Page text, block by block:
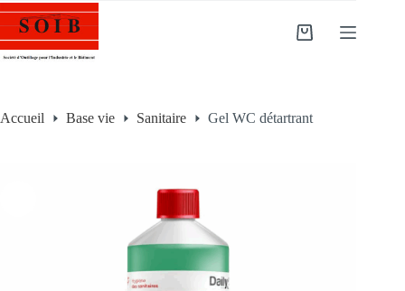
Accueil Base vie Sanitaire Gel WC détartrant